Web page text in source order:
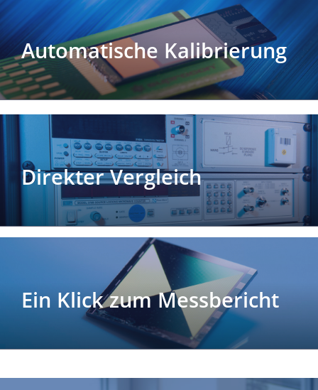
Automatische Kalibrierung
Direkter Vergleich
Ein Klick zum Messbericht